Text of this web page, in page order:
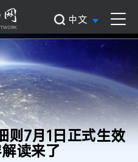
中文
则7月1日正式生效
读来了